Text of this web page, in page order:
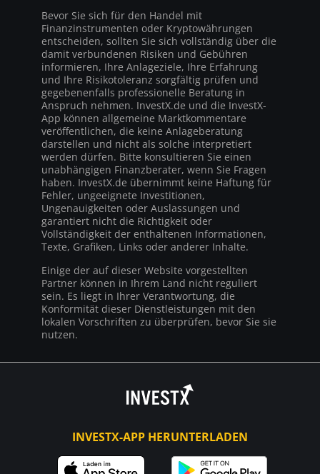
Bevor Sie sich für den Handel mit
Finanzinstrumenten oder Kryptowährungen
entscheiden, sollten Sie sich vollständig über die
damit verbundenen Risiken und Gebühren
informieren, Ihre Anlageziele, Ihre Erfahrung
und Ihre Risikotoleranz sorgfältig prüfen und
gegebenenfalls professionelle Beratung in
Anspruch nehmen. InvestX.de und die InvestX-
App können allgemeine Marktkommentare
veröffentlichen, die keine Anlageberatung
darstellen und nicht als solche interpretiert
werden dürfen. Bitte konsultieren Sie einen
unabhängigen Finanzberater, wenn Sie Fragen
haben. InvestX.de übernimmt keine Haftung für
Fehler, ungeeignete Investitionen,
Ungenauigkeiten oder Auslassungen und
garantiert nicht die Richtigkeit oder
Vollständigkeit der enthaltenen Informationen,
Texte, Grafiken, Links oder anderer Inhalte.
Einige der auf dieser Website vorgestellten
Partner können in Ihrem Land nicht reguliert
sein. Es liegt in Ihrer Verantwortung, die
Konformität dieser Dienstleistungen mit den
lokalen Vorschriften zu überprüfen, bevor Sie sie
nutzen.
INVESTX-APP HERUNTERLADEN